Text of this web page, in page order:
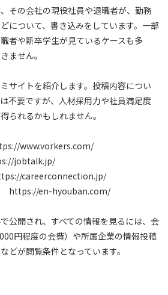
その会社の現役社員や退職者が、勤務
について、書き込みをしています。一部
者や新卒学生が見ているケースも多
ません。
サイトを紹介します。投稿内容につい
不要ですが、人材採用力や社員満足度
られるかもしれません。
www.vorkers.com/
jobtalk.jp/
careerconnection.jp/
https://en-hyouban.com/
公開され、すべての情報を見るには、会
円程度の会費）や所属企業の情報投稿
どが閲覧条件となっています。